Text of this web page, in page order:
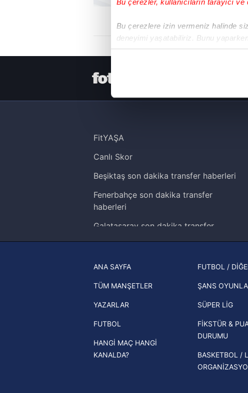
Bu çerezlere izin vermeniz halinde
deneyimi yaşatabiliriz. Bunu
içerikleri sunabilmek adına
Her halükârda, kullanıcılar, bu
çerezler vasıtasıyla çeşitli kişisel
amacıyla kullanılmaktadır. Diğer
reklam/pazarlama faaliyetlerinin
Çerezlere ilişkin tercihlerinizi
butonuna tıklayabilir,
Çerez
6698 sayılı Kişisel Verilerin
mevzuata uygun olarak kullanılan
FitYAŞA
Canlı Skor
Beşiktaş son dakika transfer haberleri
Fenerbahçe son dakika transfer
haberleri
Galatasaray son dakika transfer
haberleri
Trendyol Süper Lig haberleri
Ziraat Türkiye Kupası haberleri
UEFA Şampiyonlar Ligi haberleri
UEFA Avrupa Ligi haberleri
UEFA Konferans Ligi haberleri
ANA SAYFA
TÜM MANŞETLER
YAZARLAR
FUTBOL
HANGİ MAÇ HANGİ
KANALDA?
FUTBOL /
ŞANS
SÜPER LİG
FİKSTÜR &
DURUMU
BASKETBOL /